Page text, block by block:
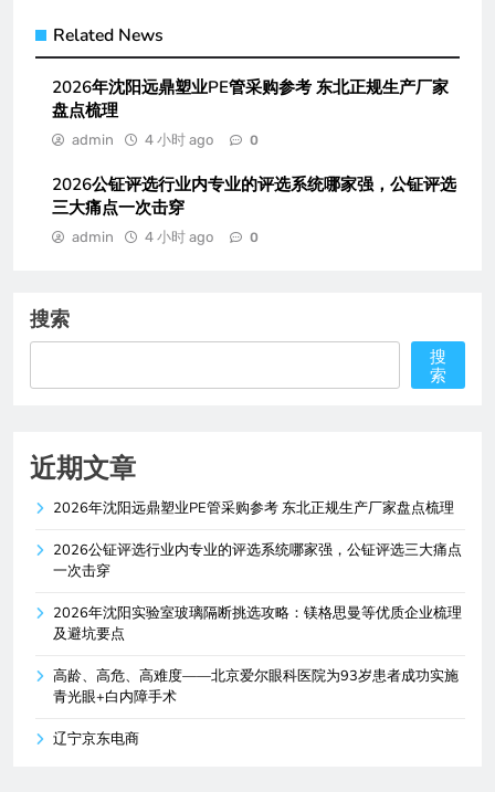
Related News
2026年沈阳远鼎塑业PE管采购参考 东北正规生产厂家
盘点梳理
admin 4 小时 ago 0
2026公钲评选行业内专业的评选系统哪家强，公钲评选
三大痛点一次击穿
admin 4 小时 ago 0
搜索
搜
索
近期文章
2026年沈阳远鼎塑业PE管采购参考 东北正规生产厂家盘点梳理
2026公钲评选行业内专业的评选系统哪家强，公钲评选三大痛点
一次击穿
2026年沈阳实验室玻璃隔断挑选攻略：镁格思曼等优质企业梳理
及避坑要点
高龄、高危、高难度——北京爱尔眼科医院为93岁患者成功实施
青光眼+白内障手术
辽宁京东电商